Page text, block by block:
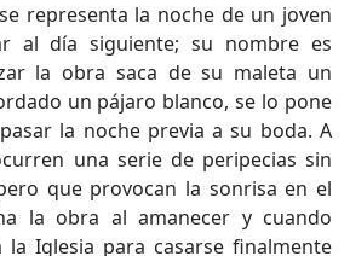
representa la noche de un joven
al día siguiente; su nombre es
la obra saca de su maleta un
un pájaro blanco, se lo pone
la noche previa a su boda. A
una serie de peripecias sin
que provocan la sonrisa en el
la obra al amanecer y cuando
la Iglesia para casarse finalmente